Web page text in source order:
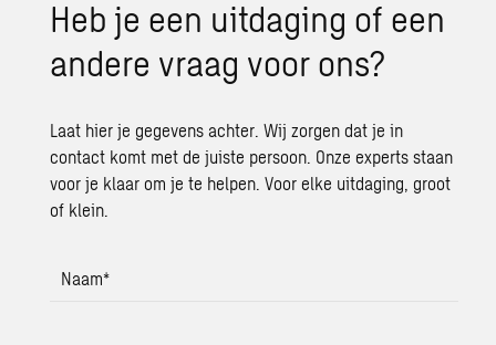
Heb je een uit­da­ging of een
an­de­re vraag voor ons?
Laat hier je gegevens achter. Wij zorgen dat je in
contact komt met de juiste persoon. Onze experts staan
voor je klaar om je te helpen. Voor elke uitdaging, groot
of klein.
Naam*